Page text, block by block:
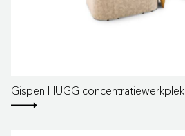
Gispen HUGG concentratiewerkplek